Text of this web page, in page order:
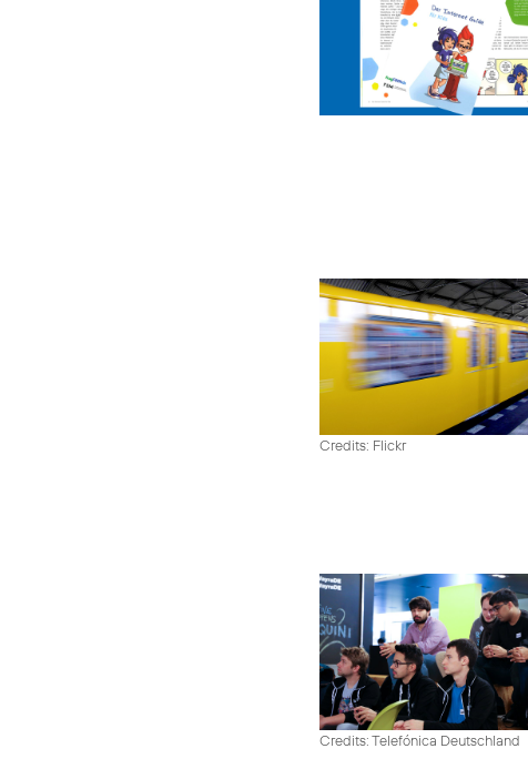
Credits: Flickr
Credits: Telefónica Deutschland